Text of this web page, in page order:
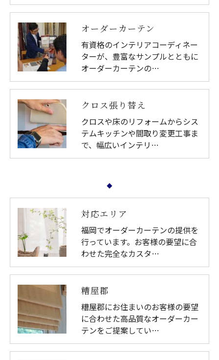
オーダーカーテン
有資格のインテリアコーディネー
ターが、豊富なサンプルとともに
オーダーカーテンの…
クロス張り替え
クロスや床のリフォームからシス
テムキッチンや間取り変更工事ま
で、幅広いインテリ…
対応エリア
福岡でオーダーカーテンの提供を
行っています。お客様の要望に合
わせた完全なカスタ…
糟屋郡
糟屋郡にお住まいのお客様の要望
に合わせた高品質なオーダーカー
テンをご提案してい…